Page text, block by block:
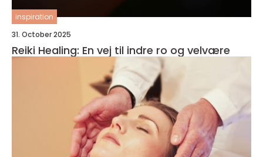
inspiration
31. October 2025
Reiki Healing: En vej til indre ro og velvære